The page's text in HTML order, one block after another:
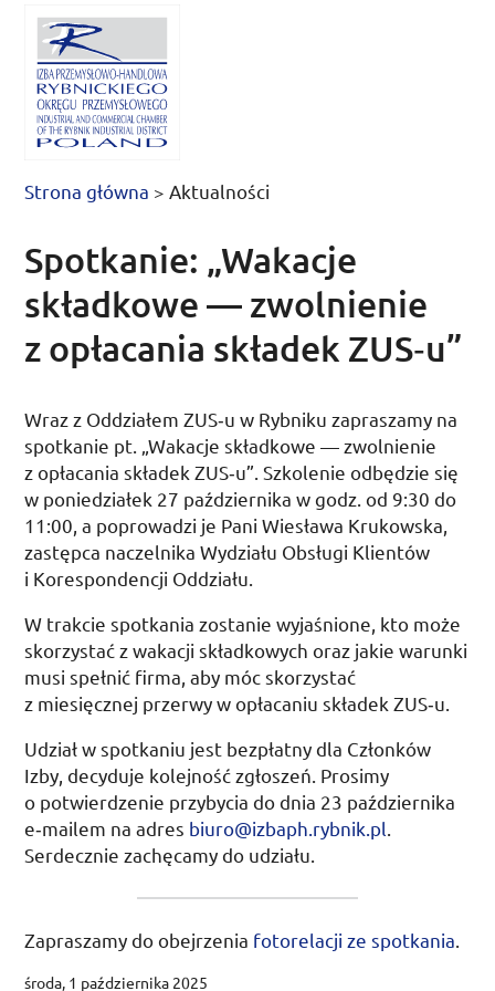
Strona główna > Aktualności
Spotkanie: „Wakacje
składkowe — zwolnienie
z opłacania składek ZUS‑u”
Wraz z OddziałemZUS‑u w Rybniku zapraszamy na
spotkanie pt.
„Wakacje składkowe — zwolnienie
z opłacania składekZUS‑u”. Szkolenie odbędzie się
w poniedziałek 27 października wgodz. od 9:30 do
11:00, a poprowadzi je Pani Wiesława Krukowska,
zastępca naczelnika Wydziału Obsługi Klientów
i Korespondencji Oddziału.
W trakcie spotkania zostanie wyjaśnione, kto może
skorzystać z wakacji składkowych oraz jakie warunki
musi spełnić firma, aby móc skorzystać
z miesięcznej przerwy w opłacaniu składekZUS‑u.
Udział w spotkaniu jest bezpłatny dla Członków
Izby, decyduje kolejność zgłoszeń. Prosimy
o potwierdzenie przybycia do dnia 23 października
e‑mailem na adres biuro@izbaph.rybnik.pl
Serdecznie zachęcamy do udziału.
Zapraszamy do obejrzenia fotorelacji ze spotkania
środa, 1 października 2025